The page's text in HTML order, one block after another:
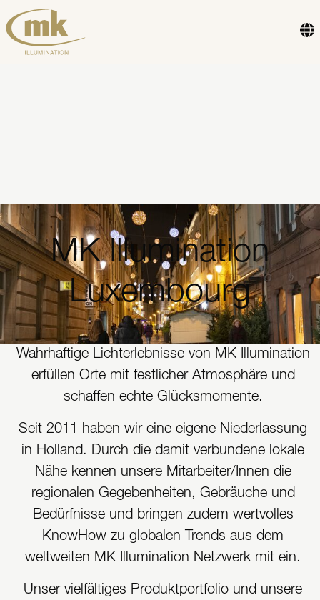
MK Illumination
Luxembourg
Wahrhaftige Lichterlebnisse von MK Illumination
erfüllen Orte mit festlicher Atmosphäre und
schaffen echte Glücksmomente.
Seit 2011 haben wir eine eigene Niederlassung
in Holland. Durch die damit verbundene lokale
Nähe kennen unsere Mitarbeiter/Innen die
regionalen Gegebenheiten, Gebräuche und
Bedürfnisse und bringen zudem wertvolles
KnowHow zu globalen Trends aus dem
weltweiten MK Illumination Netzwerk mit ein.
Unser vielfältiges Produktportfolio und unsere